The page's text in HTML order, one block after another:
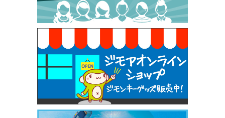
焼き餃子 一皿サービス（餃子酒場たっちゃん 西
早稲田店）
[有効期限]2026年9月30日